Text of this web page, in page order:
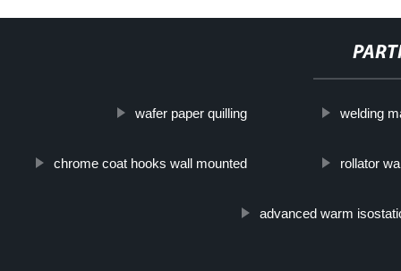
wafer paper quilling welding
chrome coat hooks wall mounted rollator
advanced warm